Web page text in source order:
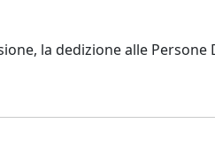
la dedizione alle